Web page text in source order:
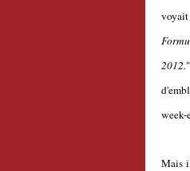
2012.
week-
Mais